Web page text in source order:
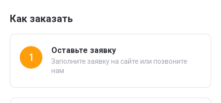
Как заказать
1
Оставьте заявку
Заполните заявку на сайте или позвоните
нам